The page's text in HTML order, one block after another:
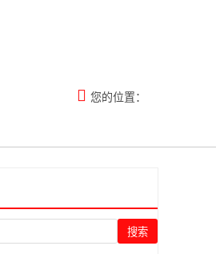
 您的位置：
搜索